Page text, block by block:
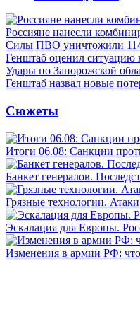
Россияне нанесли
Силы ПВО уничтожили
Генштаб оценил ситуацию
Удары по Запорожской
Генштаб назвал новые
Сюжеты
Итоги 06.08: Санкции
Банкет генералов.
Грязные технологии.
Эскалация для Европы.
Изменения в армии РФ: